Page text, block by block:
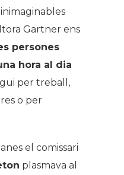
Gartner ens
persones
hora al dia
per treball,
o per
el comissari
plasmava al